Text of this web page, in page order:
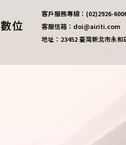
客戶服務專線：(02)2926-
客服信箱：doi@airiti.com
地址：23452 臺灣新北市永